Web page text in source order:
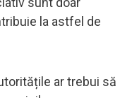
la astfel de
ar trebui să